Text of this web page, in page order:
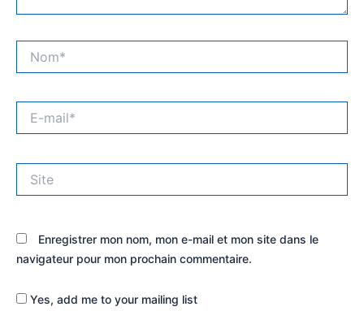
mail*
Enregistrer mon nom, mon e-mail et mon site dans le
navigateur pour mon prochain commentaire.
Yes, add me to your mailing list